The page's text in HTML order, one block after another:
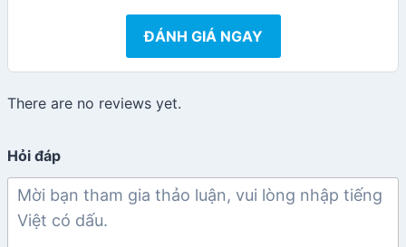
ĐÁNH GIÁ NGAY
There are no reviews yet.
Hỏi đáp